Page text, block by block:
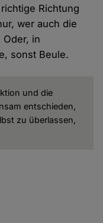
Richtung
wer auch die
in
sonst Beule.
und die
entschieden,
zu überlassen,